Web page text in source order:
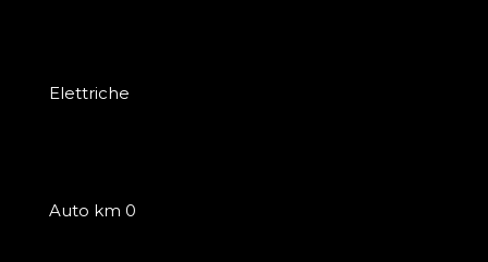
Elettriche
Auto km 0